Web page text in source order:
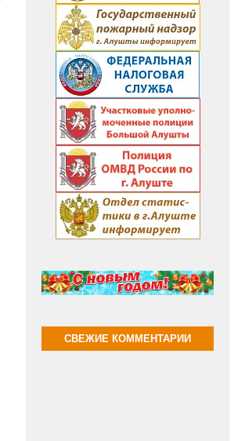
СВЕЖИЕ КОММЕНТАРИИ